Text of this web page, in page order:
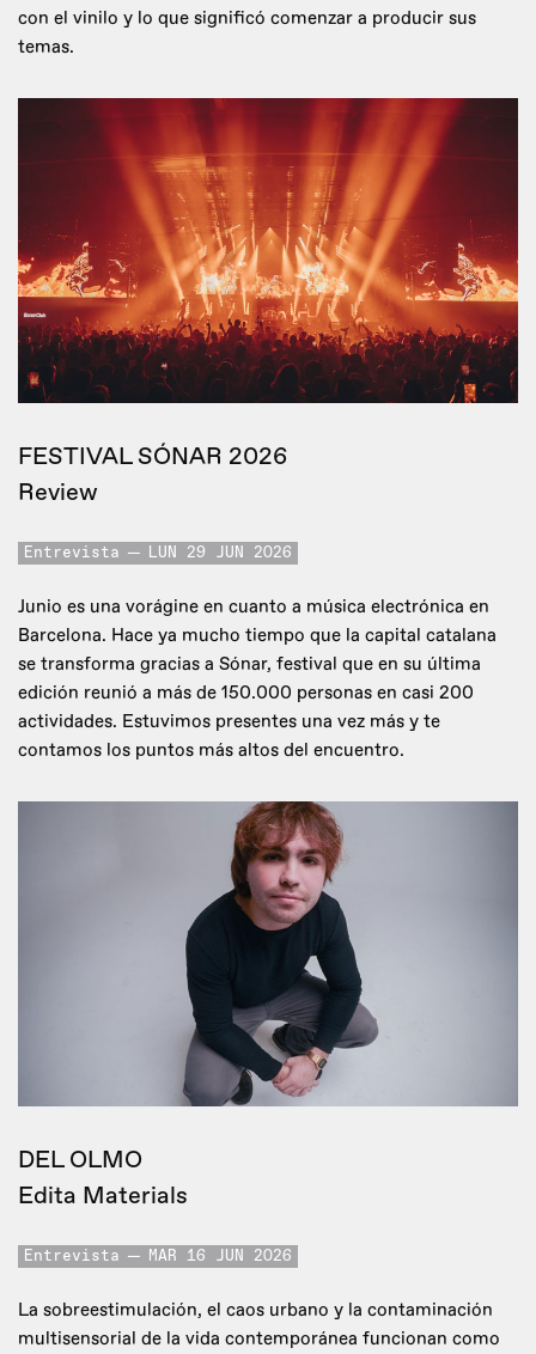
con el vinilo y lo que significó comenzar a producir sus
temas.
FESTIVAL SÓNAR 2026
Review
Entrevista LUN 29 JUN 2026
Junio es una vorágine en cuanto a música electrónica en
Barcelona. Hace ya mucho tiempo que la capital catalana
se transforma gracias a Sónar, festival que en su última
edición reunió a más de 150.000 personas en casi 200
actividades. Estuvimos presentes una vez más y te
contamos los puntos más altos del encuentro.
DEL OLMO
Edita Materials
Entrevista MAR 16 JUN 2026
La sobreestimulación, el caos urbano y la contaminación
multisensorial de la vida contemporánea funcionan como